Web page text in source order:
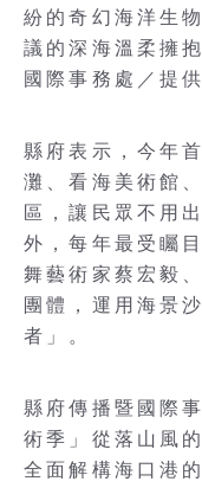
紛的奇幻海洋生
議的深海溫柔擁
國際事務處／提供
縣府表示，今年
灘、看海美術館
區，讓民眾不用
外，每年最受矚
舞藝術家蔡宏毅
團體，運用海景
者」。
縣府傳播暨國際
術季」從落山風
全面解構海口港